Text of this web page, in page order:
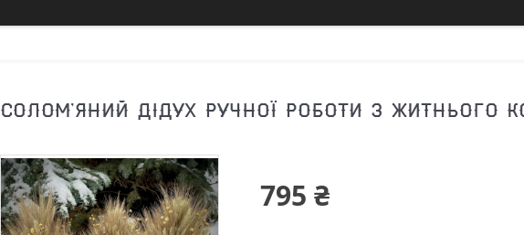
СОЛОМ’ЯНИЙ ДІДУХ РУЧНОЇ РОБОТИ З ЖИТНЬОГО
795 ₴